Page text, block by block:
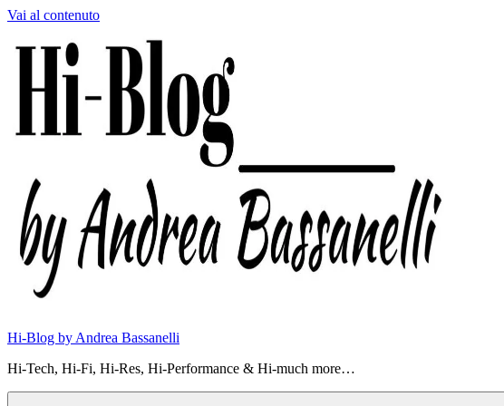
Vai al contenuto
Hi-Blog by Andrea Bassanelli
Hi-Tech, Hi-Fi, Hi-Res, Hi-Performance & Hi-much more…